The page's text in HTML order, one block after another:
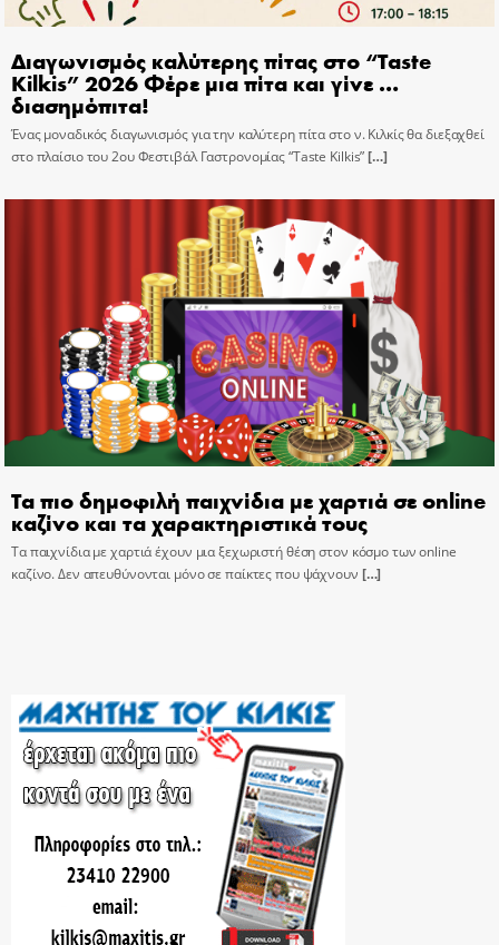
Διαγωνισμός καλύτερης πίτας στο “Taste
Kilkis” 2026 Φέρε μια πίτα και γίνε …
διασημόπιτα!
Ένας μοναδικός διαγωνισμός για την καλύτερη πίτα στο ν. Κιλκίς θα διεξαχθεί
στο πλαίσιο του 2ου Φεστιβάλ Γαστρονομίας “Taste Kilkis”[…]
Τα πιο δημοφιλή παιχνίδια με χαρτιά σε online
καζίνο και τα χαρακτηριστικά τους
Τα παιχνίδια με χαρτιά έχουν μια ξεχωριστή θέση στον κόσμο των online
καζίνο. Δεν απευθύνονται μόνο σε παίκτες που ψάχνουν […]